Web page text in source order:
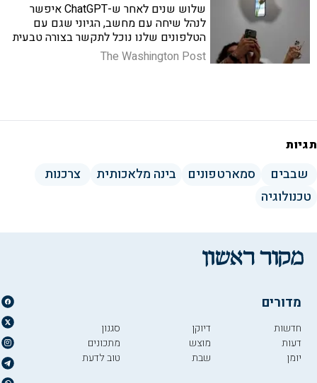
שלוש שנים לאחר ש-ChatGPT איפשר
לנהל שיחה עם מחשב, הגיוני שגם עם
הטלפונים שלנו נוכל לתקשר בצורה טבעית
יותר. הנה שלוש דרכים שבהן בינה
מלאכותית משנה את דרך פעולת הטלפונים
The Washington Post
תגיות
שבבים סמארטפונים בינה מלאכותית
צרכנות
טכנולוגיה
מדורים
חדשות
דעות
יומן
דיוקן
מוצש
שבת
סגנון
מתכונים
טוב לדעת